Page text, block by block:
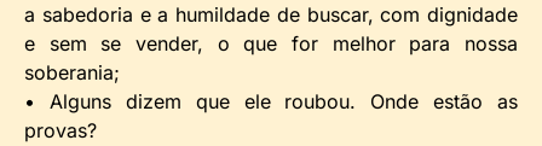
a sabedoria e a humildade de buscar, com dignidade
e sem se vender, o que for melhor para nossa
soberania;
• Alguns dizem que ele roubou. Onde estão as
provas?